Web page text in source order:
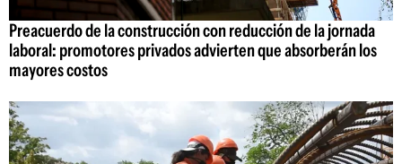
Preacuerdo de la construcción con reducción de la jornada
laboral: promotores privados advierten que absorberán los
mayores costos